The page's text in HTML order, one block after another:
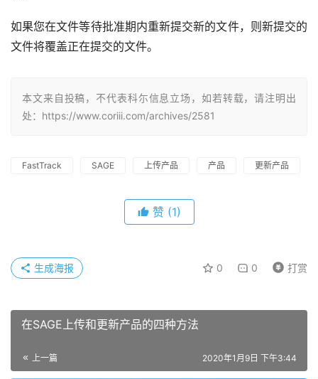
如果您在文件等待批准期内重新提交新的文件，则新提交的
文件将覆盖正在提交的文件。
本文来自投稿，不代表科尓信息立场，如若转载，请注明出
处：https://www.coriii.com/archives/2581
FastTrack SAGE 上传产品 产品 更新产品
赞 (1)
0 0 打赏
生成海报
在SAGE上传和更新产品的四种方法
上一篇 2020年1月9日 下午3:44